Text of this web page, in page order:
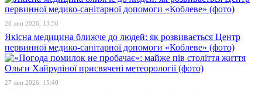
28 лип 2026, 13:56
Якісна медицина ближче до людей: як розвивається Центр
первинної медико-санітарної допомоги «Коблеве» (фото)
27 лип 2026, 15:40